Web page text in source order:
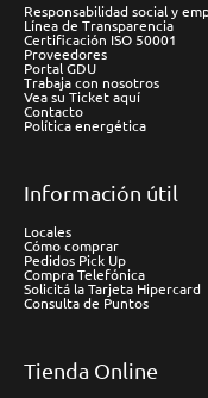
Responsabilidad social y
Línea de Transparencia
Certificación ISO 50001
Proveedores
Portal GDU
Trabaja con nosotros
Vea su Ticket aquí
Contacto
Política energética
Información útil
Locales
Cómo comprar
Pedidos Pick Up
Compra Telefónica
Solicitá la Tarjeta Hipercard
Consulta de Puntos
Tienda Online